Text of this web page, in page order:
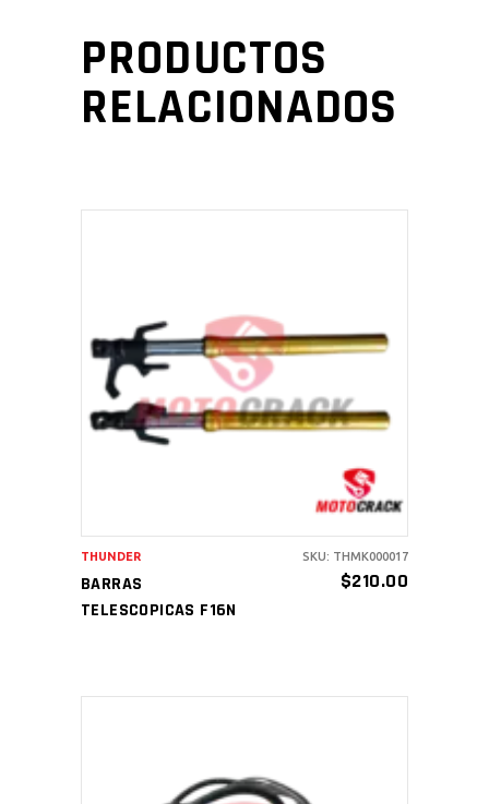
PRODUCTOS
RELACIONADOS
AÑADIR AL CARRITO
BARRAS
TELESCOPICAS F16N
$210.00
THUNDER SKU: THMK000017